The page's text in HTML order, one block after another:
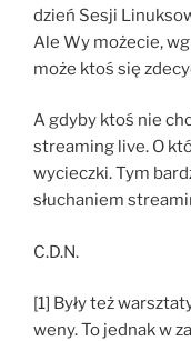
dzień Sesji
Ale Wy możecie,
może ktoś się
A gdyby ktoś nie
streaming live. O
wycieczki. Tym
słuchaniem
C.D.N.
[1] Były też
weny. To jednak w